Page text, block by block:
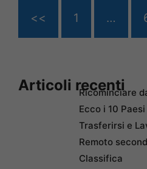
<< 1 …
Articoli recenti
Ricominciare
Ecco i 10
Trasferirsi e
Remoto
Classifica